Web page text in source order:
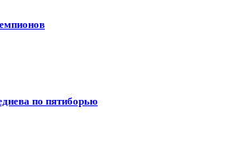
по пятиборью